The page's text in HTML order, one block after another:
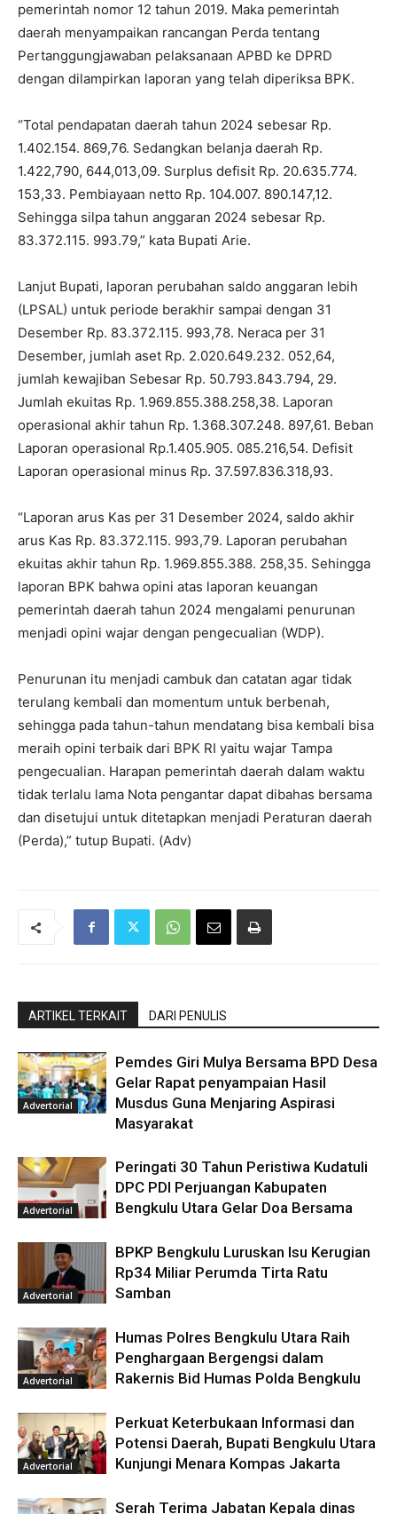
pemerintah nomor 12 tahun 2019. Maka pemerintah
daerah menyampaikan rancangan Perda tentang
Pertanggungjawaban pelaksanaan APBD ke DPRD
dengan dilampirkan laporan yang telah diperiksa BPK.
“Total pendapatan daerah tahun 2024 sebesar Rp.
1.402.154. 869,76. Sedangkan belanja daerah Rp.
1.422,790, 644,013,09. Surplus defisit Rp. 20.635.774.
153,33. Pembiayaan netto Rp. 104.007. 890.147,12.
Sehingga silpa tahun anggaran 2024 sebesar Rp.
83.372.115. 993.79,” kata Bupati Arie.
Lanjut Bupati, laporan perubahan saldo anggaran lebih
(LPSAL) untuk periode berakhir sampai dengan 31
Desember Rp. 83.372.115. 993,78. Neraca per 31
Desember, jumlah aset Rp. 2.020.649.232. 052,64,
jumlah kewajiban Sebesar Rp. 50.793.843.794, 29.
Jumlah ekuitas Rp. 1.969.855.388.258,38. Laporan
operasional akhir tahun Rp. 1.368.307.248. 897,61. Beban
Laporan operasional Rp.1.405.905. 085.216,54. Defisit
Laporan operasional minus Rp. 37.597.836.318,93.
“Laporan arus Kas per 31 Desember 2024, saldo akhir
arus Kas Rp. 83.372.115. 993,79. Laporan perubahan
ekuitas akhir tahun Rp. 1.969.855.388. 258,35. Sehingga
laporan BPK bahwa opini atas laporan keuangan
pemerintah daerah tahun 2024 mengalami penurunan
menjadi opini wajar dengan pengecualian (WDP).
Penurunan itu menjadi cambuk dan catatan agar tidak
terulang kembali dan momentum untuk berbenah,
sehingga pada tahun-tahun mendatang bisa kembali bisa
meraih opini terbaik dari BPK RI yaitu wajar Tampa
pengecualian. Harapan pemerintah daerah dalam waktu
tidak terlalu lama Nota pengantar dapat dibahas bersama
dan disetujui untuk ditetapkan menjadi Peraturan daerah
(Perda),” tutup Bupati. (Adv)
ARTIKEL TERKAIT DARI PENULIS
Advertorial
Pemdes Giri Mulya Bersama BPD Desa
Gelar Rapat penyampaian Hasil
Musdus Guna Menjaring Aspirasi
Masyarakat
Advertorial
Peringati 30 Tahun Peristiwa Kudatuli
DPC PDI Perjuangan Kabupaten
Bengkulu Utara Gelar Doa Bersama
Advertorial
BPKP Bengkulu Luruskan Isu Kerugian
Rp34 Miliar Perumda Tirta Ratu
Samban
Advertorial
Humas Polres Bengkulu Utara Raih
Penghargaan Bergengsi dalam
Rakernis Bid Humas Polda Bengkulu
Advertorial
Perkuat Keterbukaan Informasi dan
Potensi Daerah, Bupati Bengkulu Utara
Kunjungi Menara Kompas Jakarta
Serah Terima Jabatan Kepala dinas